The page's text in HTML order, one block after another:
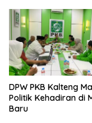
DPW PKB Kalteng
Politik Kehadiran di
Baru